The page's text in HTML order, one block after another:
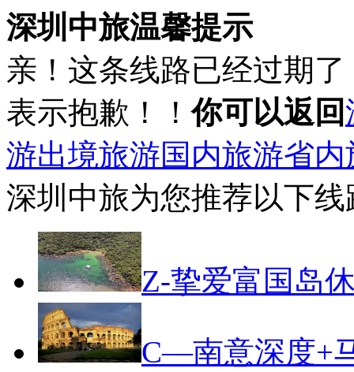
深圳中旅温馨提示
亲！这条线路已经过期
表示抱歉！！你可以返回
游出境旅游国内旅游省内
深圳中旅为您推荐以下线
Z-挚爱富国岛
C—南意深度+